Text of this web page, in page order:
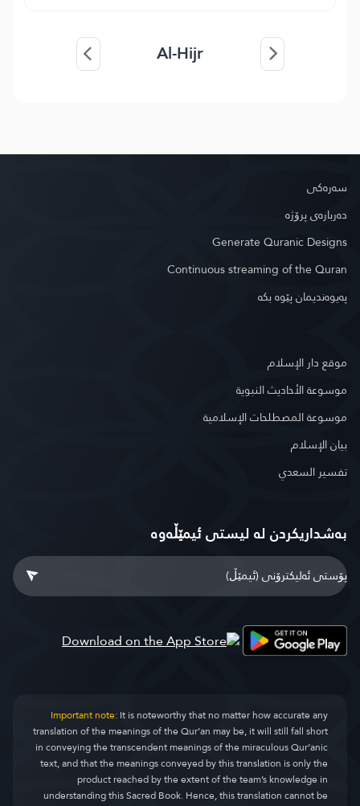
Al-Hijr
سه‌ره‌كی
دەربارەی پرۆژە
Generate Quranic Designs
Continuous streaming of the Quran
په‌یوه‌ندیمان پێوه‌ بكه‌
موقع دار الإسلام
موسوعة الأحاديث النبوية
موسوعة المصطلحات الإسلامية
بيان الإسلام
تفسير السعدي
بەشداریکردن لە لیستی ئیمێڵەوە
Important note:It is noteworthy that no matter how accurate any
translation of the meanings of the Qur’an may be, it will still fall short
in conveying the transcendent meanings of the miraculous Qur’anic
text, and that the meanings conveyed by this translation is only the
product reached by the extent of the team’s knowledge in
understanding this Sacred Book. Hence, this translation cannot be